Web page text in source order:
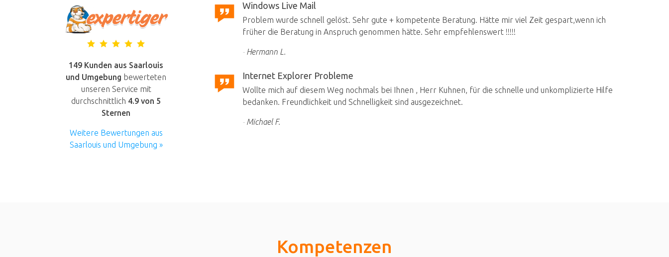
149 Kunden aus Saarlouis
und Umgebung bewerteten
unseren Service mit
durchschnittlich 4.9 von 5
Sternen
Weitere Bewertungen aus
Saarlouis und Umgebung »
Windows Live Mail
Problem wurde schnell gelöst. Sehr gute + kompetente Beratung. Hätte mir viel Zeit gespart,wenn ich
früher die Beratung in Anspruch genommen hätte. Sehr empfehlenswert !!!!!
Hermann L.
Internet Explorer Probleme
Wollte mich auf diesem Weg nochmals bei Ihnen , Herr Kuhnen, für die schnelle und unkomplizierte Hilfe
bedanken. Freundlichkeit und Schnelligkeit sind ausgezeichnet.
Michael F.
Kompetenzen